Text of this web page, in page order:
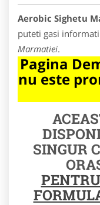
Aerobic Sighetu
puteti gasi
Marmatiei.
Pagina
nu este
SINGUR